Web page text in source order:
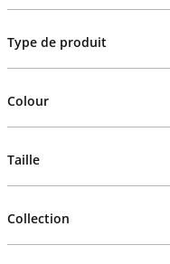
Type de produit
Colour
Taille
Collection